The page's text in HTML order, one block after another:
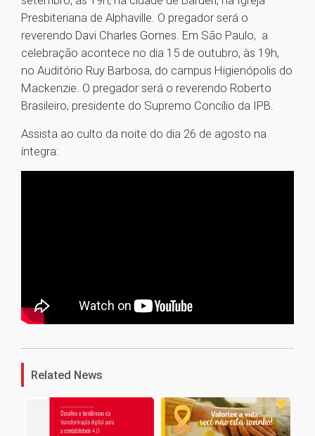
Presbiteriana de Alphaville. O pregador será o
reverendo Davi Charles Gomes. Em São Paulo, a
celebração acontece no dia 15 de outubro, às 19h,
no Auditório Ruy Barbosa, do campus Higienópolis do
Mackenzie. O pregador será o reverendo Roberto
Brasileiro, presidente do Supremo Concílio da IPB.
Assista ao culto da noite do dia 26 de agosto na
íntegra:
1
Related News